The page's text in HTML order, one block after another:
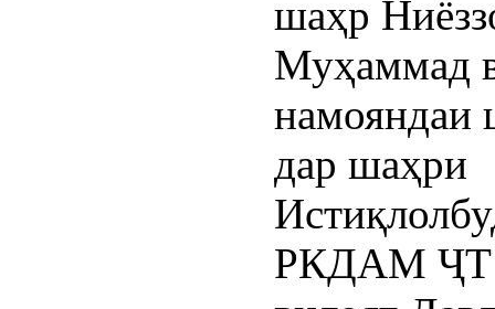
шаҳр
Муҳаммад
намояндаи
дар шаҳри
РКДАМ ҶТ